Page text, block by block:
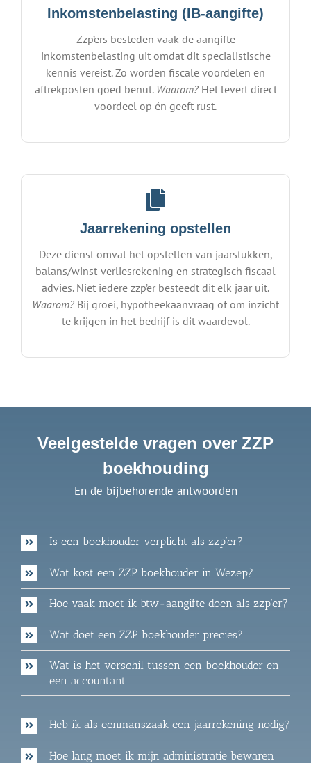
Inkomstenbelasting (IB-aangifte)
Zzp’ers besteden vaak de aangifte
inkomstenbelasting uit omdat dit specialistische
kennis vereist. Zo worden fiscale voordelen en
aftrekposten goed benut. Waarom?Het levert direct
voordeel op én geeft rust.
Jaarrekening opstellen
Deze dienst omvat het opstellen van jaarstukken,
balans/winst-verliesrekening en strategisch fiscaal
advies. Niet iedere zzp’er besteedt dit elk jaar uit.
Waarom? Bij groei, hypotheekaanvraag of om inzicht
te krijgen in het bedrijf is dit waardevol.
Veelgestelde vragen over ZZP
boekhouding
En de bijbehorende antwoorden
Is een boekhouder verplicht als zzp’er?
Wat kost een ZZP boekhouder in Wezep?
Hoe vaak moet ik btw-aangifte doen als zzp’er?
Wat doet een ZZP boekhouder precies?
Wat is het verschil tussen een boekhouder en
een accountant
Heb ik als eenmanszaak een jaarrekening nodig?
Hoe lang moet ik mijn administratie bewaren